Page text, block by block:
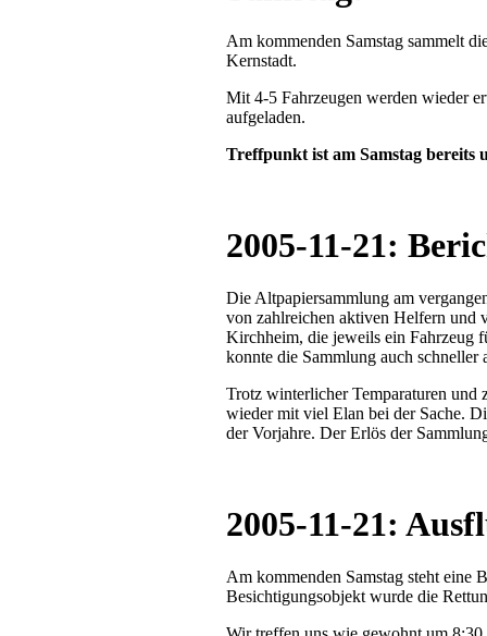
Am kommenden Samstag sammelt
Kernstadt.
Mit 4-5 Fahrzeugen werden wieder
aufgeladen.
Treffpunkt ist am Samstag bereits
2005-11-21:
Die Altpapiersammlung am
von zahlreichen aktiven Helfern und
Kirchheim, die jeweils ein Fahrzeug
konnte die Sammlung auch schneller
Trotz winterlicher Temparaturen und
wieder mit viel Elan bei der Sache.
der Vorjahre. Der Erlös der
2005-11-21:
Am kommenden Samstag steht eine
Besichtigungsobjekt wurde die